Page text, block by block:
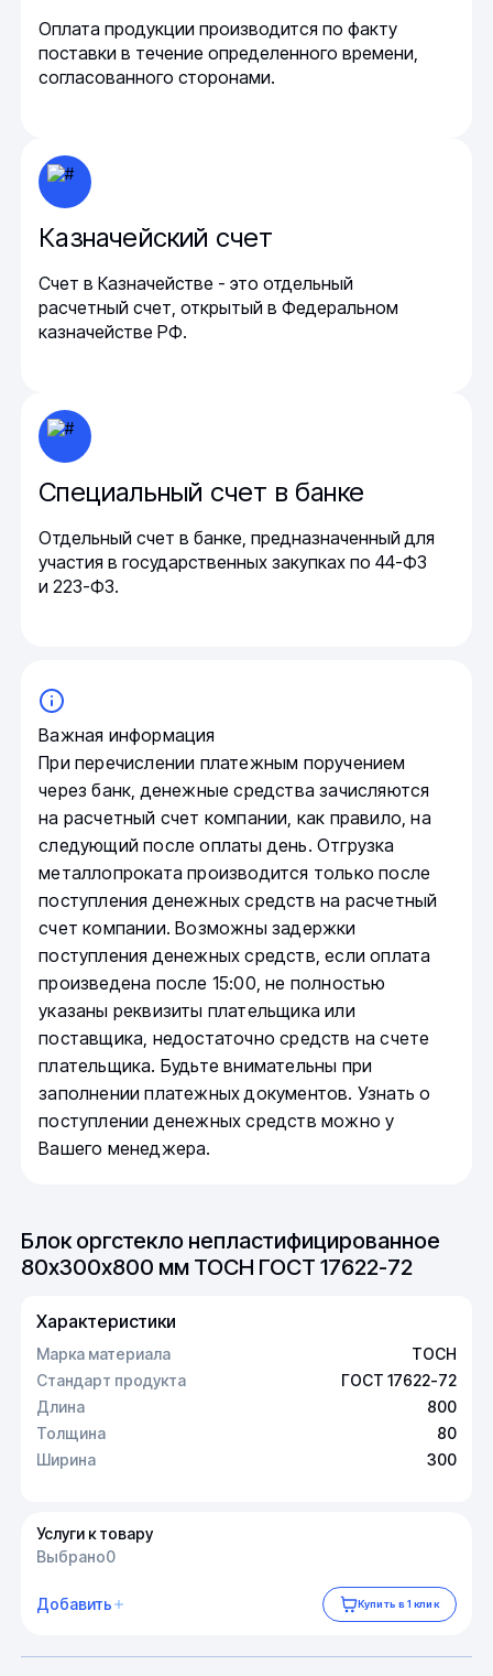
Оплата продукции производится по факту
поставки в течение определенного времени,
согласованного сторонами.
Казначейский счет
Счет в Казначействе - это отдельный
расчетный счет, открытый в Федеральном
казначействе РФ.
Специальный счет в банке
Отдельный счет в банке, предназначенный для
участия в государственных закупках по 44-ФЗ
и 223-ФЗ.
Важная информация
При перечислении платежным поручением
через банк, денежные средства зачисляются
на расчетный счет компании, как правило, на
следующий после оплаты день. Отгрузка
металлопроката производится только после
поступления денежных средств на расчетный
счет компании. Возможны задержки
поступления денежных средств, если оплата
произведена после 15:00, не полностью
указаны реквизиты плательщика или
поставщика, недостаточно средств на счете
плательщика. Будьте внимательны при
заполнении платежных документов. Узнать о
поступлении денежных средств можно у
Вашего менеджера.
Блок оргстекло непластифицированное
80х300х800 мм ТОСН ГОСТ 17622-72
Характеристики
Марка материала
ТОСН
Стандарт продукта
ГОСТ 17622-72
Длина
800
Толщина
80
Ширина
300
Услуги к товару
Выбрано0
Добавить Купить в 1 клик